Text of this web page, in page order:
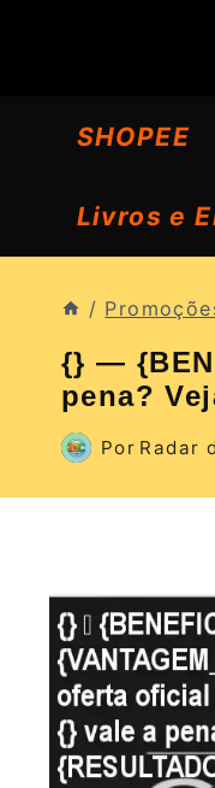
ConteúdoSHOPEE
Livros e
/
{} —
pena?
Por Radar